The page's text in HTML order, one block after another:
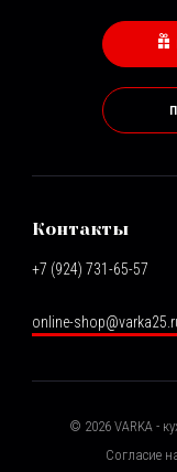
Контакты
+7 (924) 731-65-57
online-
© 2026VARKA -
Согласие